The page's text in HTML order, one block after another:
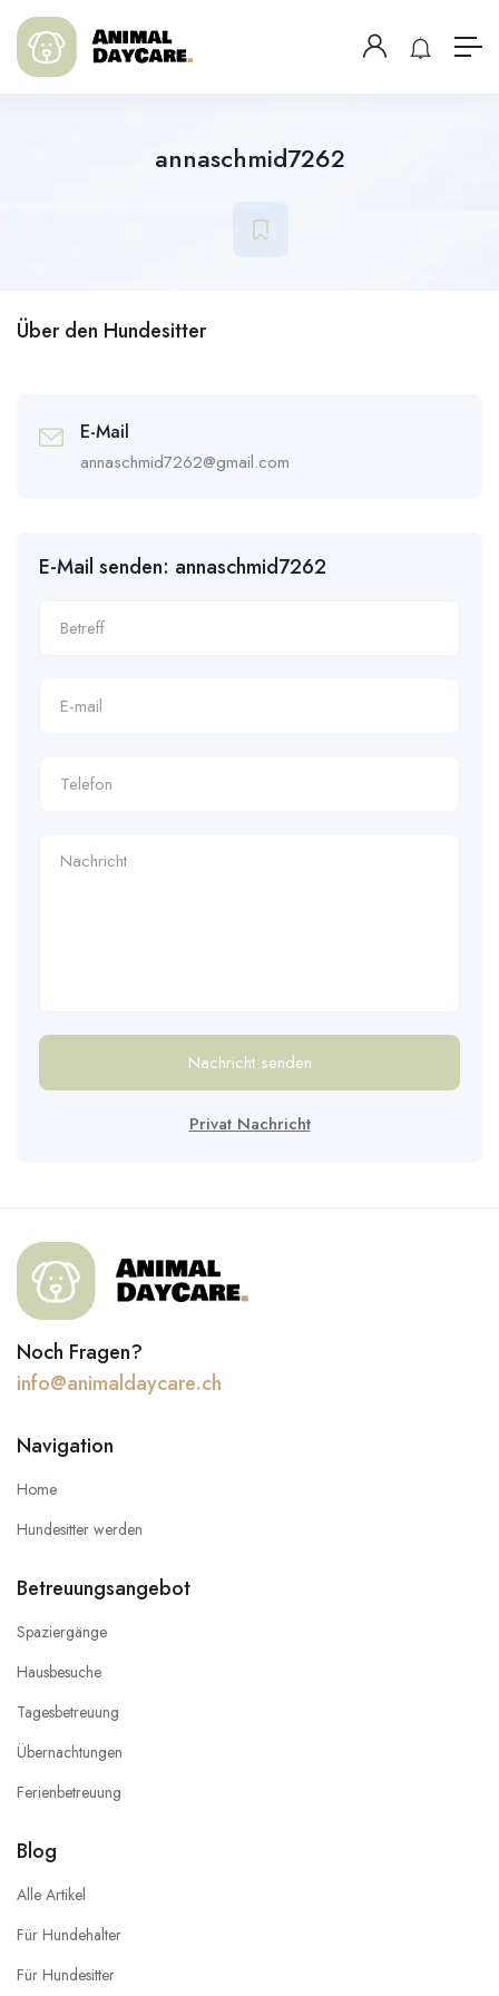
annaschmid7262
Über den Hundesitter
E-Mail
annaschmid7262@gmail.com
E-Mail senden: annaschmid7262
Nachricht senden
Privat Nachricht
Noch Fragen?
info@animaldaycare.ch
Navigation
Home
Hundesitter werden
Betreuungsangebot
Spaziergänge
Hausbesuche
Tagesbetreuung
Übernachtungen
Ferienbetreuung
Blog
Alle Artikel
Für Hundehalter
Für Hundesitter